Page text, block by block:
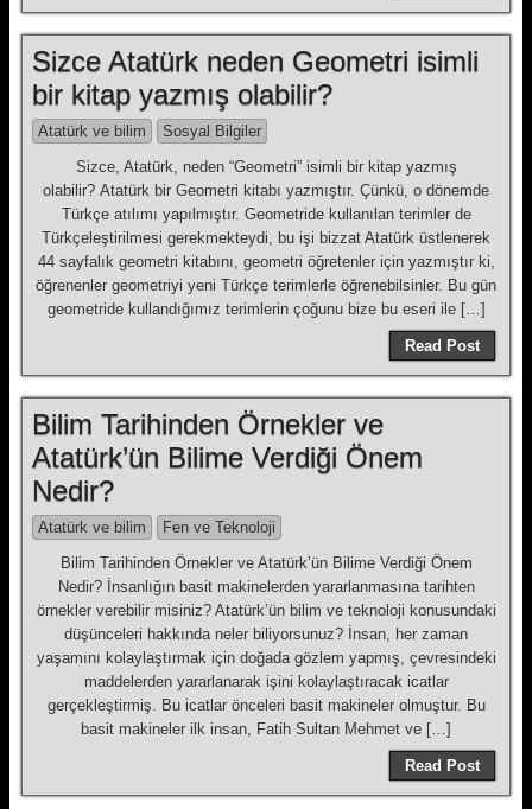
Sizce Atatürk neden Geometri isimli
bir kitap yazmış olabilir?
Atatürk ve bilim
Sosyal Bilgiler
Sizce, Atatürk, neden “Geometri” isimli bir kitap yazmış
olabilir? Atatürk bir Geometri kitabı yazmıştır. Çünkü, o dönemde
Türkçe atılımı yapılmıştır. Geometride kullanılan terimler de
Türkçeleştirilmesi gerekmekteydi, bu işi bizzat Atatürk üstlenerek
44 sayfalık geometri kitabını, geometri öğretenler için yazmıştır ki,
öğrenenler geometriyi yeni Türkçe terimlerle öğrenebilsinler. Bu gün
geometride kullandığımız terimlerin çoğunu bize bu eseri ile […]
Read Post
Bilim Tarihinden Örnekler ve
Atatürk’ün Bilime Verdiği Önem
Nedir?
Atatürk ve bilim
Fen ve Teknoloji
Bilim Tarihinden Örnekler ve Atatürk’ün Bilime Verdiği Önem
Nedir? İnsanlığın basit makinelerden yararlanmasına tarihten
örnekler verebilir misiniz? Atatürk’ün bilim ve teknoloji konusundaki
düşünceleri hakkında neler biliyorsunuz? İnsan, her zaman
yaşamını kolaylaştırmak için doğada gözlem yapmış, çevresindeki
maddelerden yararlanarak işini kolaylaştıracak icatlar
gerçekleştirmiş. Bu icatlar önceleri basit makineler olmuştur. Bu
basit makineler ilk insan, Fatih Sultan Mehmet ve […]
Read Post